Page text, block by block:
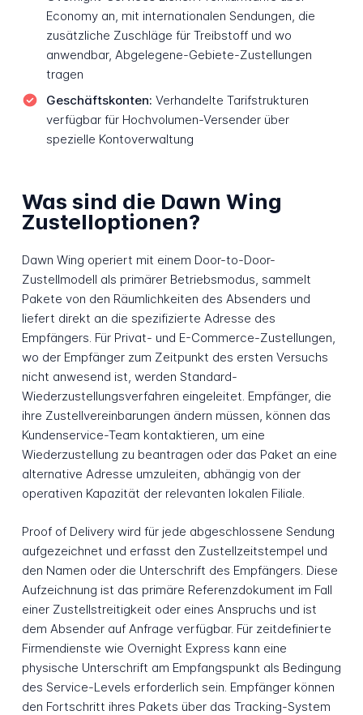
Economy an, mit internationalen Sendungen, die
zusätzliche Zuschläge für Treibstoff und wo
anwendbar, Abgelegene-Gebiete-Zustellungen
tragen
Geschäftskonten: Verhandelte Tarifstrukturen
verfügbar für Hochvolumen-Versender über
spezielle Kontoverwaltung
Was sind die Dawn Wing
Zustelloptionen?
Dawn Wing operiert mit einem Door-to-Door-
Zustellmodell als primärer Betriebsmodus, sammelt
Pakete von den Räumlichkeiten des Absenders und
liefert direkt an die spezifizierte Adresse des
Empfängers. Für Privat- und E-Commerce-Zustellungen,
wo der Empfänger zum Zeitpunkt des ersten Versuchs
nicht anwesend ist, werden Standard-
Wiederzustellungsverfahren eingeleitet. Empfänger, die
ihre Zustellvereinbarungen ändern müssen, können das
Kundenservice-Team kontaktieren, um eine
Wiederzustellung zu beantragen oder das Paket an eine
alternative Adresse umzuleiten, abhängig von der
operativen Kapazität der relevanten lokalen Filiale.
Proof of Delivery wird für jede abgeschlossene Sendung
aufgezeichnet und erfasst den Zustellzeitstempel und
den Namen oder die Unterschrift des Empfängers. Diese
Aufzeichnung ist das primäre Referenzdokument im Fall
einer Zustellstreitigkeit oder eines Anspruchs und ist
dem Absender auf Anfrage verfügbar. Für zeitdefinierte
Firmendienste wie Overnight Express kann eine
physische Unterschrift am Empfangspunkt als Bedingung
des Service-Levels erforderlich sein. Empfänger können
den Fortschritt ihres Pakets über das Tracking-System